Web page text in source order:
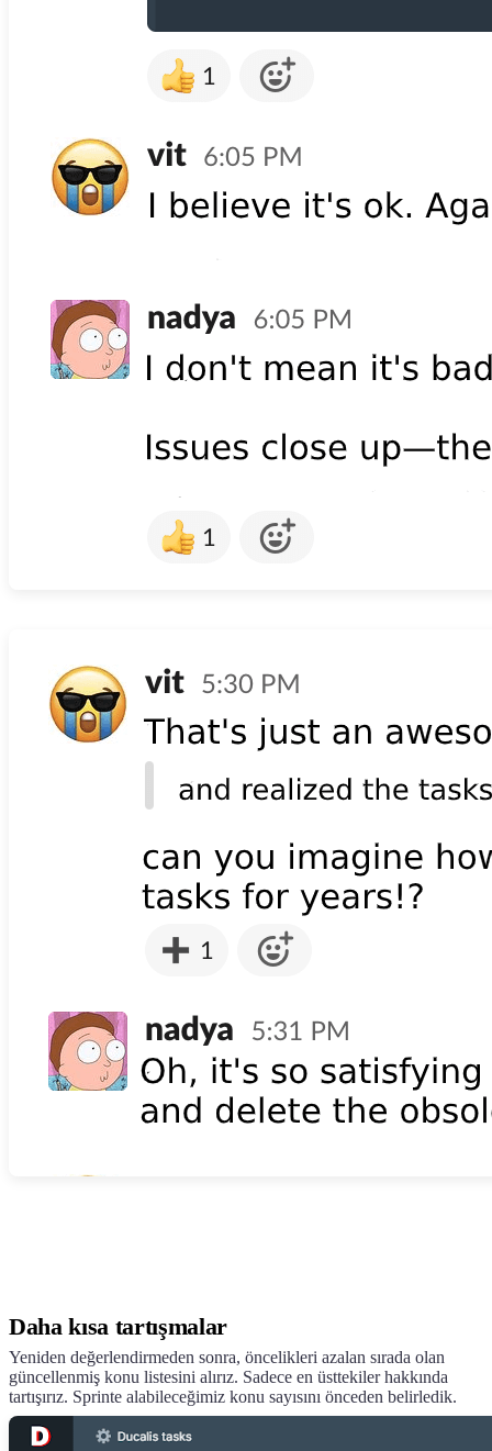
Daha kısa tartışmalar
Yeniden değerlendirmeden sonra, öncelikleri azalan sırada olan
güncellenmiş konu listesini alırız. Sadece en üsttekiler hakkında
tartışırız. Sprinte alabileceğimiz konu sayısını önceden belirledik.